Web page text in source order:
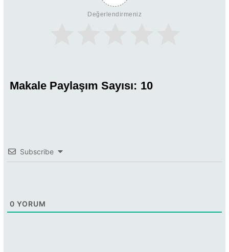
Değerlendirmeniz
Makale Paylaşım Sayısı: 10
Subscribe
0 YORUM